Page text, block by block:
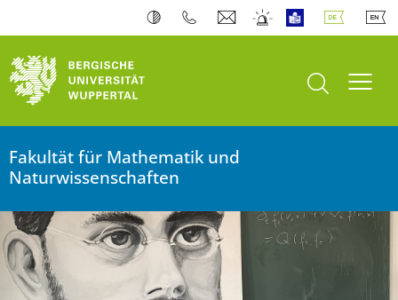
Suche öffnen
Fakultät für Mathematik und
Naturwissenschaften